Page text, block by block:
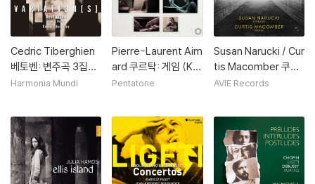
Cedric Tiberghien
베토벤: 변주곡 3집
(리게티, 쿠르탁) (Be
no, Vol. 3 (ligeti, Ku
rtag))
Harmonia Mundi
Pierre-Laurent Aim
ard 쿠르탁: 게임 (Kur
tag: Jatekok)
Pentatone
Susan Narucki / Cur
tis Macomber 쿠르
타그: ‘카프카 단편’ O
AVIE Records